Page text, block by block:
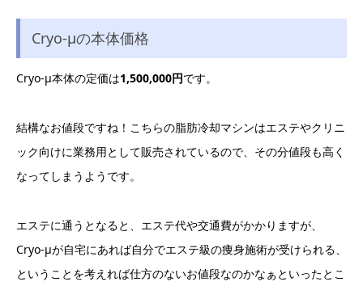
Cryo-μの本体価格
Cryo-μ本体の定価は1,500,000円です。
結構なお値段ですね！こちらの脂肪冷却マシンはエステやクリニ
ック向けに業務用として販売されているので、その分値段も高く
なってしまうようです。
エステに通うとなると、エステ代や交通費がかかりますが、
Cryo-μが自宅にあれば自分でエステ級の痩身施術が受けられる、
ということを考えれば仕方のないお値段なのかなぁといったとこ